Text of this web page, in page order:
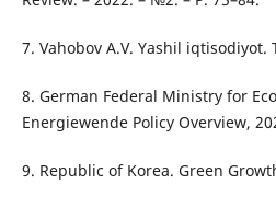
7. Vahobov A.V. Yashil iqtisodiyot.
8. German Federal Ministry for
Energiewende Policy Overview,
9. Republic of Korea. Green